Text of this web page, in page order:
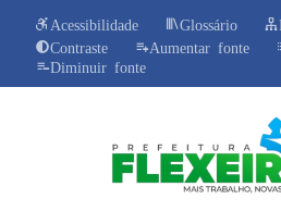
Acessibilidade Glossário
Contraste
Aumentar fonte
Diminuir fonte